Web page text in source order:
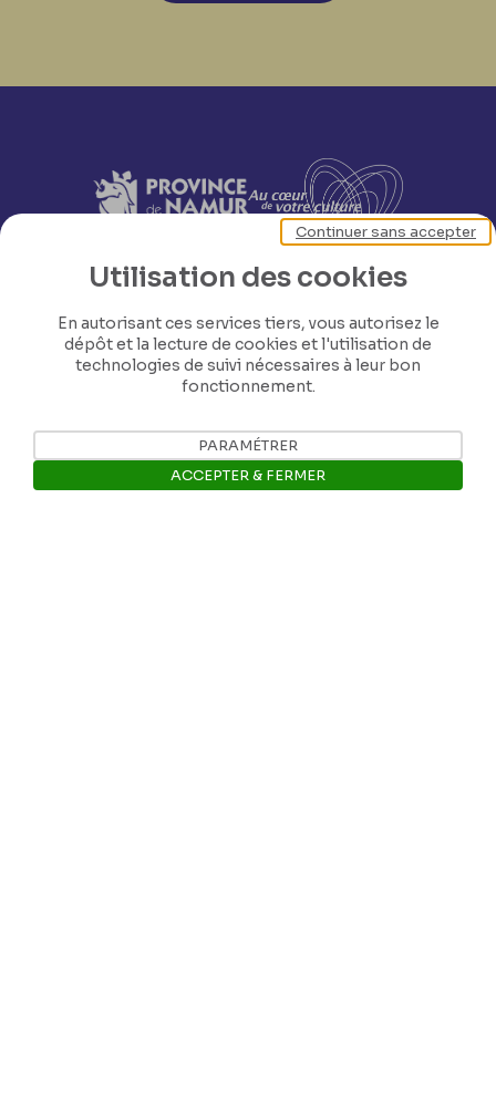
Utilisation des cookies
En autorisant ces services tiers, vous autorisez le
dépôt et la lecture de cookies et l'utilisation de
technologies de suivi nécessaires à leur bon
fonctionnement.
Continuer sans accepter
PARAMÉTRER
ACCEPTER & FERMER